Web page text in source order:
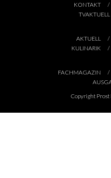
KONTAKT
TVAKTUELL
AKTUELL
KULINARIK
FACHMAGAZIN
Copyright